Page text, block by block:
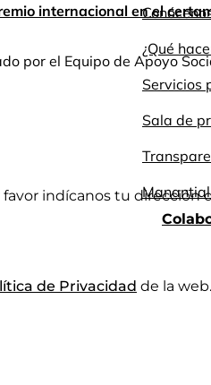
¿Qué
Servicios
Sala de
internacional en el
por el Equipo de Apoyo
indícanos tu dirección
de Privacidad de la web.